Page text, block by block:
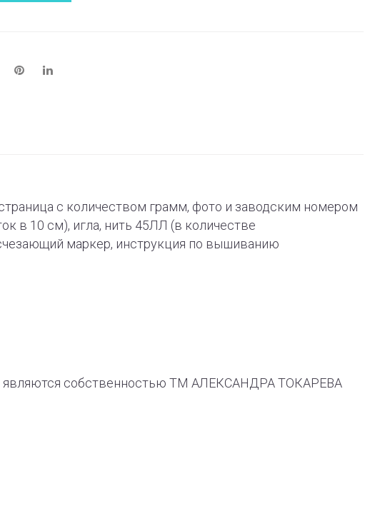
с количеством грамм, фото и заводским номером
в 10 см), игла, нить 45ЛЛ (в количестве
маркер, инструкция по вышиванию
собственностью ТМ АЛЕКСАНДРА ТОКАРЕВА